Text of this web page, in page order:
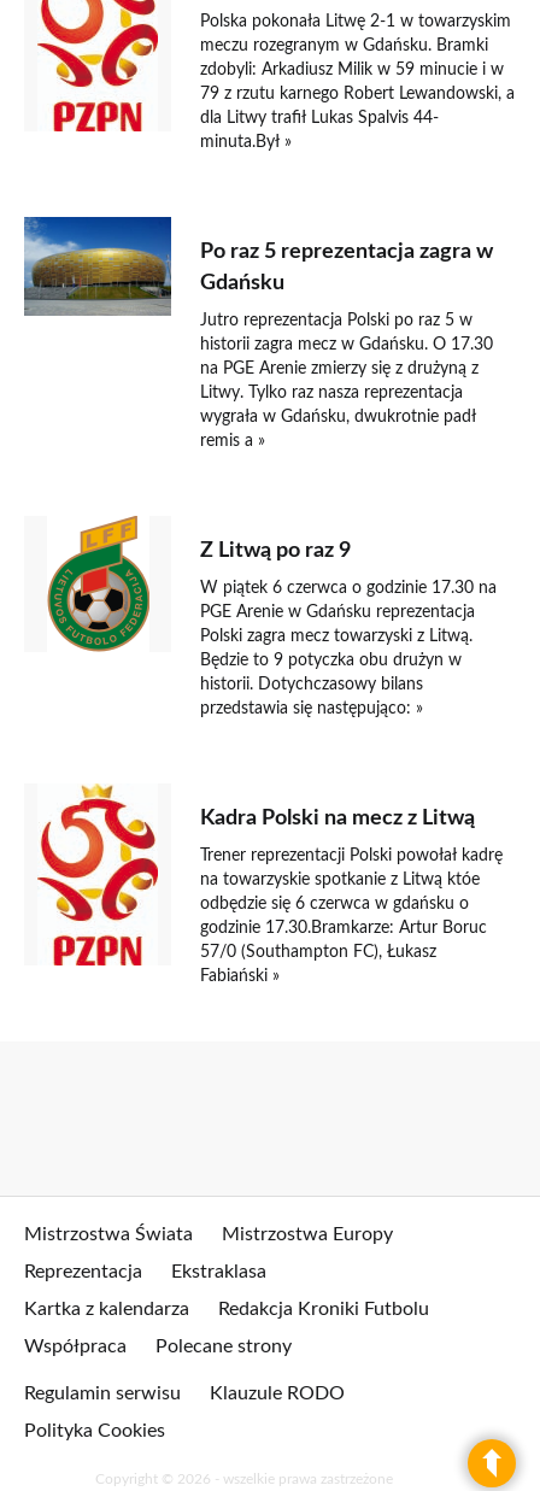
Polska pokonała Litwę 2-1 w towarzyskim
meczu rozegranym w Gdańsku. Bramki
zdobyli: Arkadiusz Milik w 59 minucie i w
79 z rzutu karnego Robert Lewandowski, a
dla Litwy trafił Lukas Spalvis 44-
minuta.Był »
Po raz 5 reprezentacja zagra w
Gdańsku
Jutro reprezentacja Polski po raz 5 w
historii zagra mecz w Gdańsku. O 17.30
na PGE Arenie zmierzy się z drużyną z
Litwy. Tylko raz nasza reprezentacja
wygrała w Gdańsku, dwukrotnie padł
remis a »
Z Litwą po raz 9
W piątek 6 czerwca o godzinie 17.30 na
PGE Arenie w Gdańsku reprezentacja
Polski zagra mecz towarzyski z Litwą.
Będzie to 9 potyczka obu drużyn w
historii. Dotychczasowy bilans
przedstawia się następująco: »
Kadra Polski na mecz z Litwą
Trener reprezentacji Polski powołał kadrę
na towarzyskie spotkanie z Litwą któe
odbędzie się 6 czerwca w gdańsku o
godzinie 17.30.Bramkarze: Artur Boruc
57/0 (Southampton FC), Łukasz
Fabiański »
Mistrzostwa Świata
Mistrzostwa Europy
Reprezentacja
Ekstraklasa
Kartka z kalendarza
Redakcja Kroniki Futbolu
Współpraca
Polecane strony
Regulamin serwisu
Klauzule RODO
Polityka Cookies
Copyright © 2026 - wszelkie prawa zastrzeżone